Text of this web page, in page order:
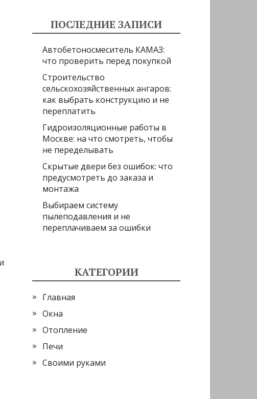
ПОСЛЕДНИЕ ЗАПИСИ
Автобетоносмеситель КАМАЗ:
что проверить перед покупкой
Строительство
сельскохозяйственных ангаров:
как выбрать конструкцию и не
переплатить
Гидроизоляционные работы в
Москве: на что смотреть, чтобы
не переделывать
Скрытые двери без ошибок: что
предусмотреть до заказа и
монтажа
Выбираем систему
пылеподавления и не
переплачиваем за ошибки
КАТЕГОРИИ
Главная
Окна
Отопление
Печи
Своими руками